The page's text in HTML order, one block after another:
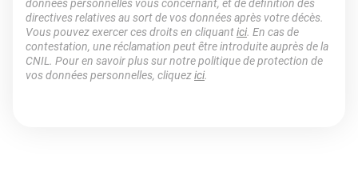
données personnelles vous concernant, et de définition des
directives relatives au sort de vos données après votre décès.
Vous pouvez exercer ces droits en cliquantici. En cas de
contestation, une réclamation peut être introduite auprès de la
CNIL. Pour en savoir plus sur notre politique de protection de
vos données personnelles, cliquezici.